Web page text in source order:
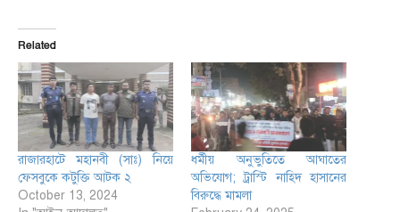
Related
রাজারহাটে মহানবী (সাঃ) নিয়ে
ফেসবুকে কটুক্তি আটক ২
October 13, 2024
ধর্মীয় অনুভুতিতে আঘাতের
অভিযোগ; ট্রাস্টি নাহিদ হাসানের
বিরুদ্ধে মামলা